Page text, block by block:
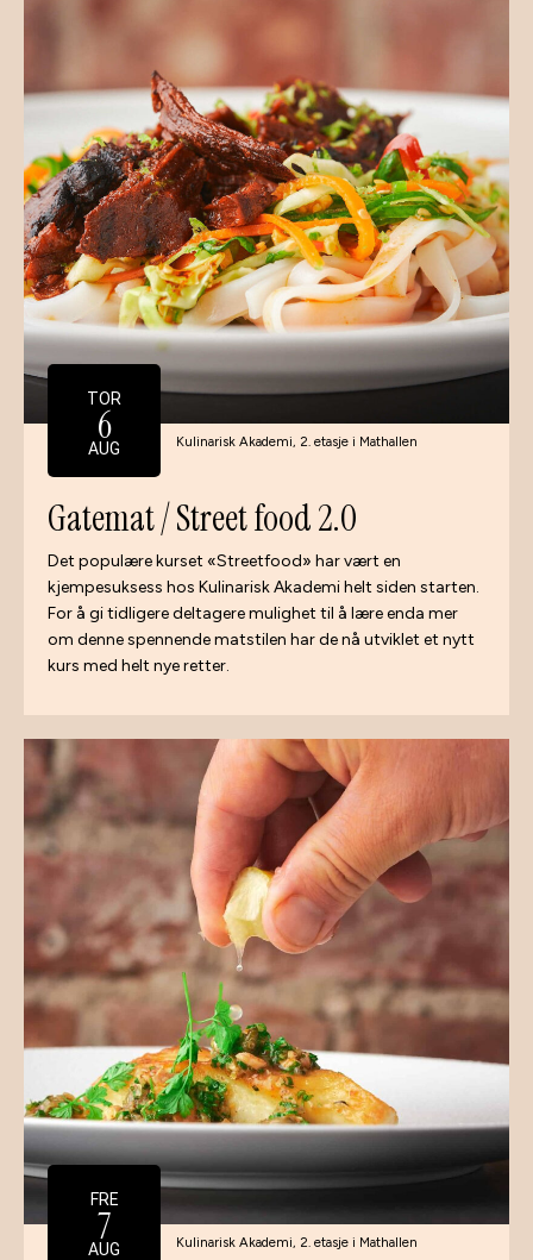
TOR
6
AUG Kulinarisk Akademi, 2. etasje i Mathallen
Gatemat / Street food 2.0
Det populære kurset «Streetfood» har vært en
kjempesuksess hos Kulinarisk Akademi helt siden starten.
For å gi tidligere deltagere mulighet til å lære enda mer
om denne spennende matstilen har de nå utviklet et nytt
kurs med helt nye retter.
FRE
7
AUG Kulinarisk Akademi, 2. etasje i Mathallen